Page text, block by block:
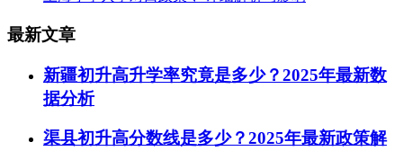
最新文章
新疆初升高升学率究竟是多少？2025年最新数
据分析
渠县初升高分数线是多少？2025年最新政策解